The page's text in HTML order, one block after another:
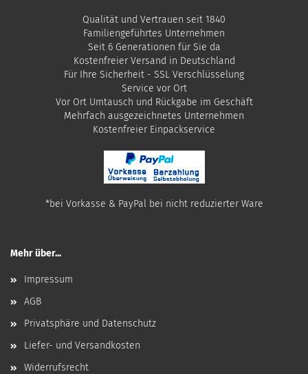
Qualität und Vertrauen seit 1840
Familiengeführtes Unternehmen
Seit 6 Generationen für Sie da
Kostenfreier Versand in Deutschland
Für Ihre Sicherheit - SSL Verschlüsselung
Service vor Ort
Vor Ort Umtausch und Rückgabe im Geschäft
Mehrfach ausgezeichnetes Unternehmen
​Kostenfreier Einpackservice
*bei Vorkasse & PayPal bei nicht reduzierter Ware
Mehr über...
Impressum
AGB
Privatsphäre und Datenschutz
Liefer- und Versandkosten
Widerrufsrecht